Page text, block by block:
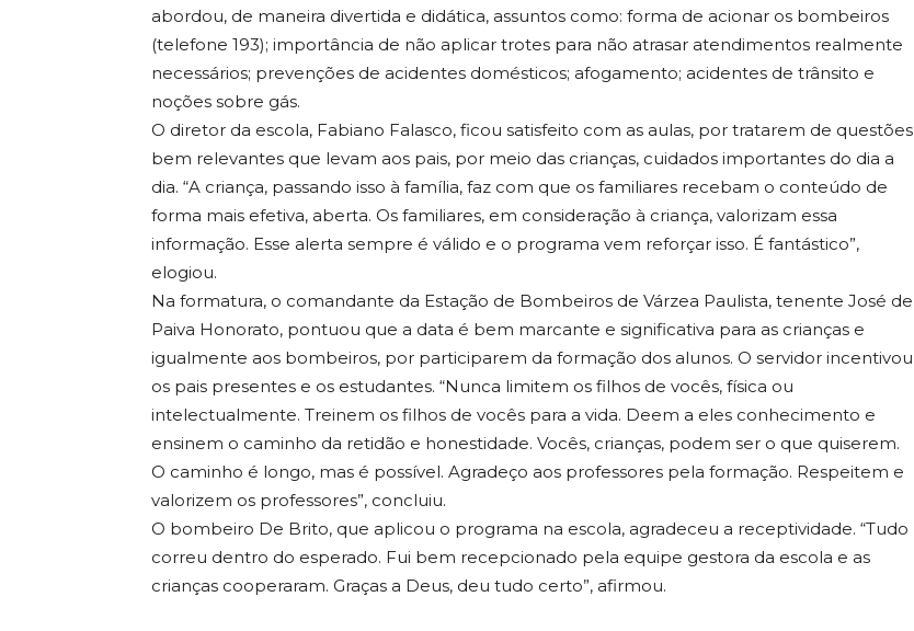
abordou, de maneira divertida e didática, assuntos como: forma de acionar os bombeiros
(telefone 193); importância de não aplicar trotes para não atrasar atendimentos realmente
necessários; prevenções de acidentes domésticos; afogamento; acidentes de trânsito e
noções sobre gás.
O diretor da escola, Fabiano Falasco, ficou satisfeito com as aulas, por tratarem de questões
bem relevantes que levam aos pais, por meio das crianças, cuidados importantes do dia a
dia. “A criança, passando isso à família, faz com que os familiares recebam o conteúdo de
forma mais efetiva, aberta. Os familiares, em consideração à criança, valorizam essa
informação. Esse alerta sempre é válido e o programa vem reforçar isso. É fantástico”,
elogiou.
Na formatura, o comandante da Estação de Bombeiros de Várzea Paulista, tenente José de
Paiva Honorato, pontuou que a data é bem marcante e significativa para as crianças e
igualmente aos bombeiros, por participarem da formação dos alunos. O servidor incentivou
os pais presentes e os estudantes. “Nunca limitem os filhos de vocês, física ou
intelectualmente. Treinem os filhos de vocês para a vida. Deem a eles conhecimento e
ensinem o caminho da retidão e honestidade. Vocês, crianças, podem ser o que quiserem.
O caminho é longo, mas é possível. Agradeço aos professores pela formação. Respeitem e
valorizem os professores”, concluiu.
O bombeiro De Brito, que aplicou o programa na escola, agradeceu a receptividade. “Tudo
correu dentro do esperado. Fui bem recepcionado pela equipe gestora da escola e as
crianças cooperaram. Graças a Deus, deu tudo certo”, afirmou.